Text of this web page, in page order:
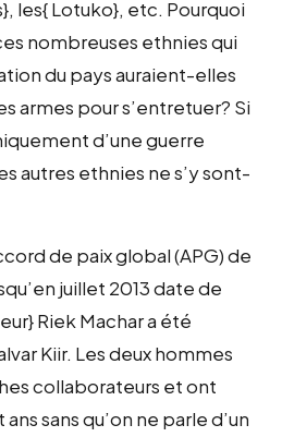
les{ Lotuko}, etc. Pourquoi
nombreuses ethnies qui
du pays auraient-elles
armes pour s’entretuer? Si
d’une guerre
autres ethnies ne s’y sont-
de paix global (APG) de
juillet 2013 date de
Riek Machar a été
Kiir. Les deux hommes
collaborateurs et ont
sans qu’on ne parle d’un